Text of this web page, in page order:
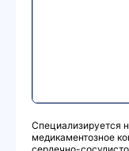
Специализируется
медикаментозное